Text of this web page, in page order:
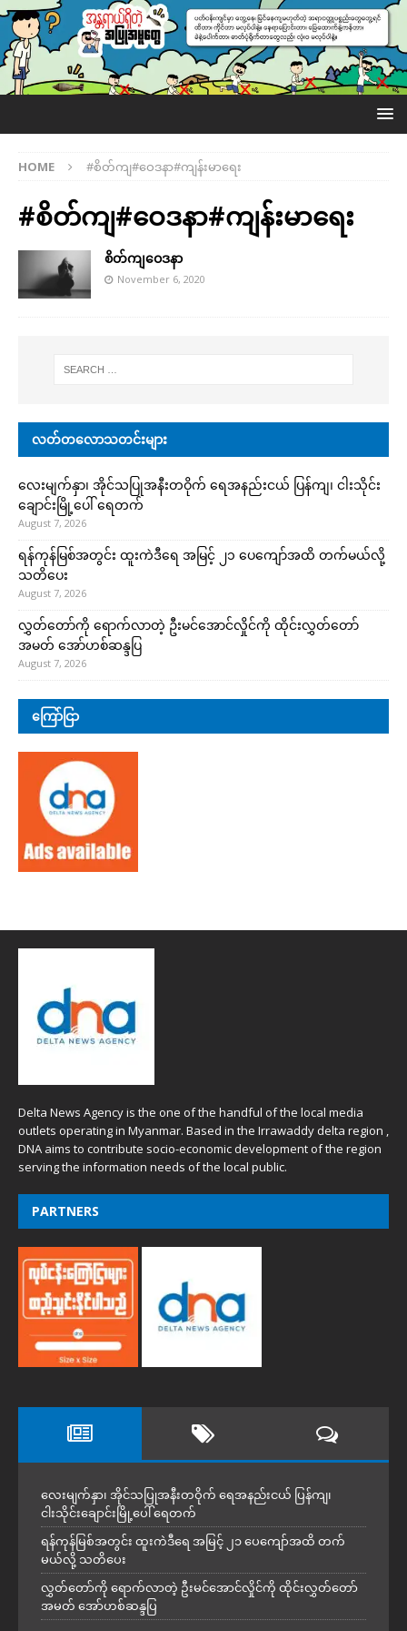
HOME #စိတ်ကျ#ဝေဒနာ#ကျန်းမာရေး
#စိတ်ကျ#ဝေဒနာ#ကျန်းမာရေး
စိတ်ကျဝေဒနာ
November 6, 2020
လတ်တလောသတင်းများ
လေးမျက်နှာ၊ အိုင်သပြုအနီးတဝိုက် ရေအနည်းငယ် ပြန်ကျ၊ ငါးသိုင်း
ချောင်းမြို့ပေါ် ရေတက်
August 7, 2026
ရန်ကုန်မြစ်အတွင်း ထူးကဲဒီရေ အ​မြင့် ၂၁ ပေကျော်အထိ တက်မယ်လို့
သတိပေး
August 7, 2026
လွှတ်တော်ကို ရောက်လာတဲ့ ဦးမင်အောင်လှိုင်ကို ထိုင်းလွှတ်တော်
အမတ် အော်ဟစ်ဆန္ဒပြ
August 7, 2026
ကြော်ငြာ
Delta News Agency is the one of the handful of the local media
outlets operating in Myanmar. Based in the Irrawaddy delta region ,
DNA aims to contribute socio-economic development of the region
serving the information needs of the local public.
PARTNERS
လေးမျက်နှာ၊ အိုင်သပြုအနီးတဝိုက် ရေအနည်းငယ် ပြန်ကျ၊
ငါးသိုင်းချောင်းမြို့ပေါ် ရေတက်
ရန်ကုန်မြစ်အတွင်း ထူးကဲဒီရေ အ​မြင့် ၂၁ ပေကျော်အထိ တက်
မယ်လို့ သတိပေး
လွှတ်တော်ကို ရောက်လာတဲ့ ဦးမင်အောင်လှိုင်ကို ထိုင်းလွှတ်တော်
အမတ် အော်ဟစ်ဆန္ဒပြ